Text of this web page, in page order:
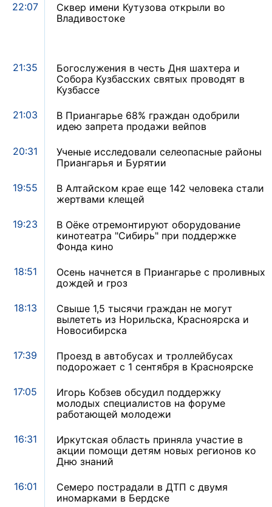
22:07
Сквер имени Кутузова открыли во
Владивостоке
21:35
Богослужения в честь Дня шахтера и
Собора Кузбасских святых проводят в
Кузбассе
21:03
В Приангарье 68% граждан одобрили
идею запрета продажи вейпов
20:31
Ученые исследовали селеопасные районы
Приангарья и Бурятии
19:55
В Алтайском крае еще 142 человека стали
жертвами клещей
19:23
В Оёке отремонтируют оборудование
кинотеатра "Сибирь" при поддержке
Фонда кино
18:51
Осень начнется в Приангарье с проливных
дождей и гроз
18:13
Свыше 1,5 тысячи граждан не могут
вылететь из Норильска, Красноярска и
Новосибирска
17:39
Проезд в автобусах и троллейбусах
подорожает с 1 сентября в Красноярске
17:05
Игорь Кобзев обсудил поддержку
молодых специалистов на форуме
работающей молодежи
16:31
Иркутская область приняла участие в
акции помощи детям новых регионов ко
Дню знаний
16:01
Семеро пострадали в ДТП с двумя
иномарками в Бердске